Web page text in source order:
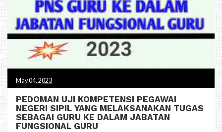
May 04, 2023
PEDOMAN UJI KOMPETENSI PEGAWAI
NEGERI SIPIL YANG MELAKSANAKAN TUGAS
SEBAGAI GURU KE DALAM JABATAN
FUNGSIONAL GURU